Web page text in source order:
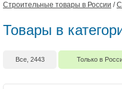
Строительные товары в России /
Товары в
Все, 2443 Только в